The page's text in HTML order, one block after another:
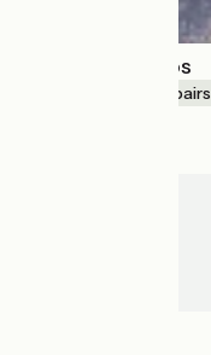
Consigne à vélos
Bicycle rentals/ repairs